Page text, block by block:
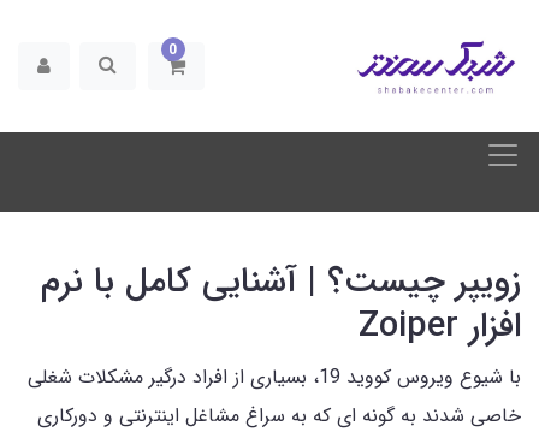
0
زویپر چیست؟ | آشنایی کامل با نرم
افزار Zoiper
با شیوع ویروس کووید 19، بسیاری از افراد درگیر مشکلات شغلی
خاصی شدند به گونه ای که به سراغ مشاغل اینترنتی و دورکاری